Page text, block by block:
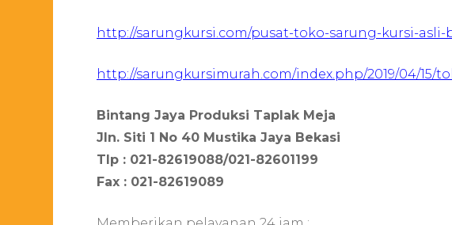
http://sarungkursi.com/pusat-toko-sarung-kursi-
http://sarungkursimurah.com/index.php/2019/04/
Bintang Jaya Produksi Taplak Meja
Jln. Siti 1 No 40 Mustika Jaya Bekasi
Tlp : 021-82619088/021-82601199
Fax : 021-82619089